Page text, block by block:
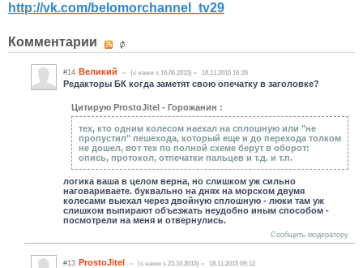
http://vk.com/belomorchannel_tv29
Комментарии
#14 Великий (c нами с 16.06.2015) 18.11.2015 16:26
Редакторы БК когда заметят свою опечатку в заголовке?
Цитирую ProstoJitel - Горожанин :
тех, кто одним колесом наехал на сплошную или "не
пропустил" пешехода, который еще и до перехода толком
не дошел, вот тех по полной схеме берут в оборот:
опись, протокол, отпечатки пальцев и т.д. и т.п.
логика ваша в целом верна, но слишком уж сильно
наговариваете. буквально на днях на морском двумя
колесами выехал через двойную сплошную - люки там уж
слишком выпирают объезжать неудобно иным способом -
посмотрели на меня и отвернулись.
Сообщить модератору
#13 ProstoJitel (c нами с 23.10.2015) 18.11.2015 09:12